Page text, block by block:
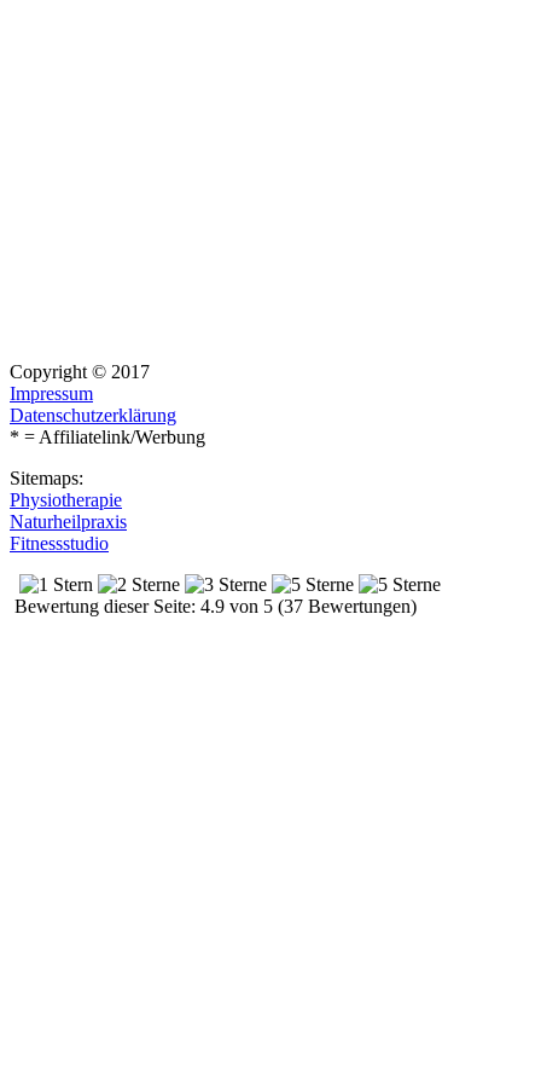
Copyright © 2017
Impressum
Datenschutzerklärung
* = Affiliatelink/Werbung
Sitemaps:
Physiotherapie
Naturheilpraxis
Fitnessstudio
Bewertung dieser Seite: 4.9 von 5 (37 Bewertungen)